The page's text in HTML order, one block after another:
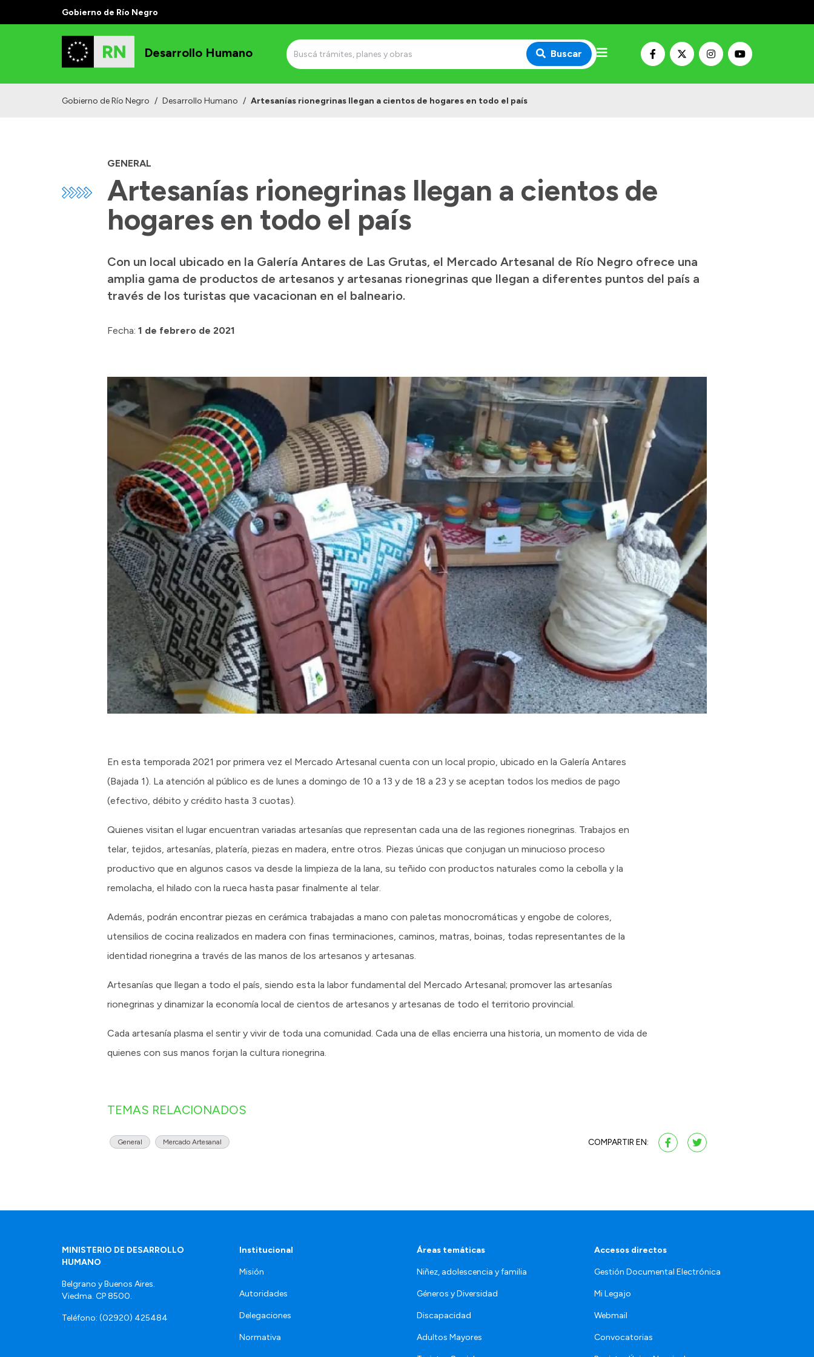
Gobierno de Río Negro
Desarrollo Humano Buscar
Gobierno de Río Negro / Desarrollo Humano / Artesanías rionegrinas llegan a cientos de hogares en todo el país
GENERAL
Artesanías rionegrinas llegan a cientos de
hogares en todo el país
Con un local ubicado en la Galería Antares de Las Grutas, el Mercado Artesanal de Río Negro ofrece una
amplia gama de productos de artesanos y artesanas rionegrinas que llegan a diferentes puntos del país a
través de los turistas que vacacionan en el balneario.
Fecha: 1 de febrero de 2021
En esta temporada 2021 por primera vez el Mercado Artesanal cuenta con un local propio, ubicado en la Galería Antares
(Bajada 1). La atención al público es de lunes a domingo de 10 a 13 y de 18 a 23 y se aceptan todos los medios de pago
(efectivo, débito y crédito hasta 3 cuotas).
Quienes visitan el lugar encuentran variadas artesanías que representan cada una de las regiones rionegrinas. Trabajos en
telar, tejidos, artesanías, platería, piezas en madera, entre otros. Piezas únicas que conjugan un minucioso proceso
productivo que en algunos casos va desde la limpieza de la lana, su teñido con productos naturales como la cebolla y la
remolacha, el hilado con la rueca hasta pasar finalmente al telar.
Además, podrán encontrar piezas en cerámica trabajadas a mano con paletas monocromáticas y engobe de colores,
utensilios de cocina realizados en madera con finas terminaciones, caminos, matras, boinas, todas representantes de la
identidad rionegrina a través de las manos de los artesanos y artesanas.
Artesanías que llegan a todo el país, siendo esta la labor fundamental del Mercado Artesanal; promover las artesanías
rionegrinas y dinamizar la economía local de cientos de artesanos y artesanas de todo el territorio provincial.
Cada artesanía plasma el sentir y vivir de toda una comunidad. Cada una de ellas encierra una historia, un momento de vida de
quienes con sus manos forjan la cultura rionegrina.
TEMAS RELACIONADOS
General Mercado Artesanal COMPARTIR EN:
MINISTERIO DE DESARROLLO
HUMANO
Belgrano y Buenos Aires.
Viedma. CP 8500.
Teléfono: (02920) 425484
Institucional
Misión
Autoridades
Delegaciones
Normativa
Áreas temáticas
Niñez, adolescencia y familia
Géneros y Diversidad
Discapacidad
Adultos Mayores
Accesos directos
Gestión Documental Electrónica
Mi Legajo
Webmail
Convocatorias